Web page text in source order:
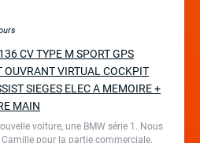
CV TYPE M SPORT GPS
OUVRANT VIRTUAL COCKPIT
SIEGES ELEC A MEMOIRE +
MAIN
voiture, une BMW série 1. Nous
pour la partie commerciale,